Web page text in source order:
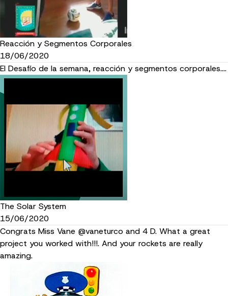
Reacción y Segmentos Corporales
18/06/2020
El Desafío de la semana, reacción y segmentos corporales....
The Solar System
15/06/2020
Congrats Miss Vane @vaneturco and 4 D. What a great
project you worked with!!!. And your rockets are really
amazing.